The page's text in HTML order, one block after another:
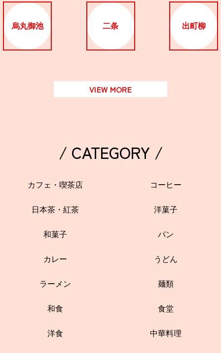
烏丸御池 二条 出町柳
VIEW MORE
/ CATEGORY /
カフェ・喫茶店 コーヒー
日本茶・紅茶 洋菓子
和菓子 パン
カレー うどん
ラーメン 麺類
和食 食堂
洋食 中華料理